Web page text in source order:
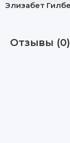
Элизабет
Отзывы (0)